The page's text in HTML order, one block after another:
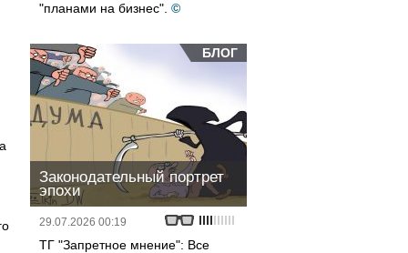
"планами на бизнес". ©
БЛОГ
Законодательный портрет
эпохи
29.07.2026 00:19
ТГ "Запретное мнение": Все